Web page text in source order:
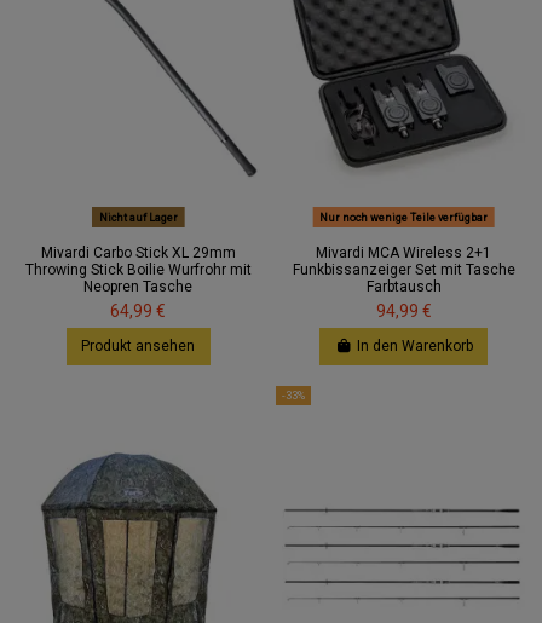
Nicht auf Lager
Mivardi Carbo Stick XL 29mm
Throwing Stick Boilie Wurfrohr mit
Neopren Tasche
64,99 €
Produkt ansehen
Nur noch wenige Teile verfügbar
Mivardi MCA Wireless 2+1
Funkbissanzeiger Set mit Tasche
Farbtausch
94,99 €
In den Warenkorb
-33%